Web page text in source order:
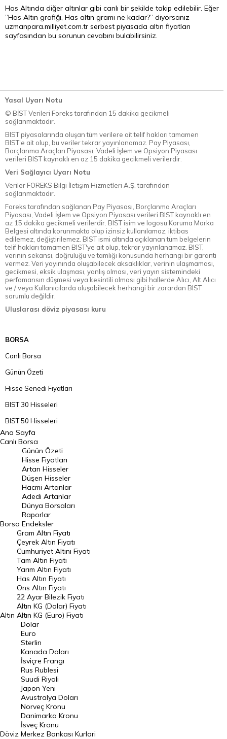
Has Altında diğer altınlar gibi canlı bir şekilde takip edilebilir. Eğer
”Has Altın grafiği, Has altın gramı ne kadar?” diyorsanız
uzmanpara.milliyet.com.tr serbest piyasada altın fiyatları
sayfasından bu sorunun cevabını bulabilirsiniz.
Yasal Uyarı Notu
© BİST Verileri Foreks tarafından 15 dakika gecikmeli
sağlanmaktadır.
BIST piyasalarında oluşan tüm verilere ait telif hakları tamamen
BIST'e ait olup, bu veriler tekrar yayınlanamaz. Pay Piyasası,
Borçlanma Araçları Piyasası, Vadeli İşlem ve Opsiyon Piyasası
verileri BIST kaynaklı en az 15 dakika gecikmeli verilerdir.
Veri Sağlayıcı Uyarı Notu
Veriler FOREKS Bilgi İletişim Hizmetleri A.Ş. tarafından
sağlanmaktadır.
Foreks tarafından sağlanan Pay Piyasası, Borçlanma Araçları
Piyasası, Vadeli İşlem ve Opsiyon Piyasası verileri BIST kaynaklı en
az 15 dakika gecikmeli verilerdir. BIST isim ve logosu Koruma Marka
Belgesi altında korunmakta olup izinsiz kullanılamaz, iktibas
edilemez, değiştirilemez. BIST ismi altında açıklanan tüm belgelerin
telif hakları tamamen BIST'ye ait olup, tekrar yayınlanamaz. BIST,
verinin sekansı, doğruluğu ve tamlığı konusunda herhangi bir garanti
vermez. Veri yayınında oluşabilecek aksaklıklar, verinin ulaşmaması,
gecikmesi, eksik ulaşması, yanlış olması, veri yayın sistemindeki
perfomansın düşmesi veya kesintili olması gibi hallerde Alıcı, Alt Alıcı
ve / veya Kullanıcılarda oluşabilecek herhangi bir zarardan BIST
sorumlu değildir.
Uluslarası döviz piyasası kuru
BORSA
Canlı Borsa
Günün Özeti
Hisse Senedi Fiyatları
BIST 30 Hisseleri
BIST 50 Hisseleri
BIST 100 Hisseleri
En Çok Artan Hisseler
En Çok Düşen Hisseler
Hacmi Artanlar
Geçmiş Kapanışlar
Dünya Borsaları
Raporlar
Endeksler
DÖVİZ
Döviz Kuru
Dolar Kuru
Euro Kuru
Pound Kuru
Frank Kuru
Riyal Kuru
Avustralya Doları
Danimarka Kronu Kuru
Kanada Doları Kuru
Norveç Kronu Kuru
Ana Sayfa
Canlı Borsa
Borsa
Günün Özeti
Hisse Fiyatları
Artan Hisseler
Düşen Hisseler
Hacmi Artanlar
Adedi Artanlar
Dünya Borsaları
Raporlar
Endeksler
Altın
Gram Altın Fiyatı
Çeyrek Altın Fiyatı
Cumhuriyet Altını Fiyatı
Tam Altın Fiyatı
Yarım Altın Fiyatı
Has Altın Fiyatı
Ons Altın Fiyatı
22 Ayar Bilezik Fiyatı
Altın KG (Dolar) Fiyatı
Altın KG (Euro) Fiyatı
Döviz
Dolar
Euro
Sterlin
Kanada Doları
İsviçre Frangı
Rus Rublesi
Suudi Riyali
Japon Yeni
Avustralya Doları
Norveç Kronu
Danimarka Kronu
İsveç Kronu
Merkez Bankası Kurlari